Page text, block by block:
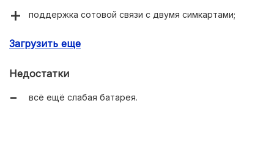
поддержка сотовой связи с двумя симкартами;
Загрузить еще
Недостатки
всё ещё слабая батарея.